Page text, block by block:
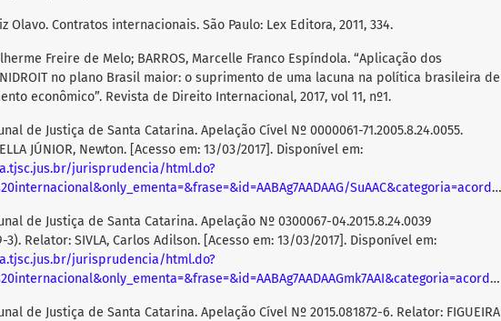
Olavo. Contratos internacionais. São Paulo: Lex Editora, 2011, 334.
Freire de Melo; BARROS, Marcelle Franco Espíndola. “Aplicação dos
no plano Brasil maior: o suprimento de uma lacuna na política brasileira de
econômico”. Revista de Direito Internacional, 2017, vol 11, nº1.
de Justiça de Santa Catarina. Apelação Cível Nº 0000061-71.2005.8.24.0055.
JÚNIOR, Newton. [Acesso em: 13/03/2017]. Disponível em:
jurisprudencia/html.do?
SuAAC&categoria=acordao_5
de Justiça de Santa Catarina. Apelação Nº 0300067-04.2015.8.24.0039
3). Relator: SIVLA, Carlos Adilson. [Acesso em: 13/03/2017]. Disponível em:
jurisprudencia/html.do?
de Justiça de Santa Catarina. Apelação Cível Nº 2015.081872-6. Relator: FIGUEIRA